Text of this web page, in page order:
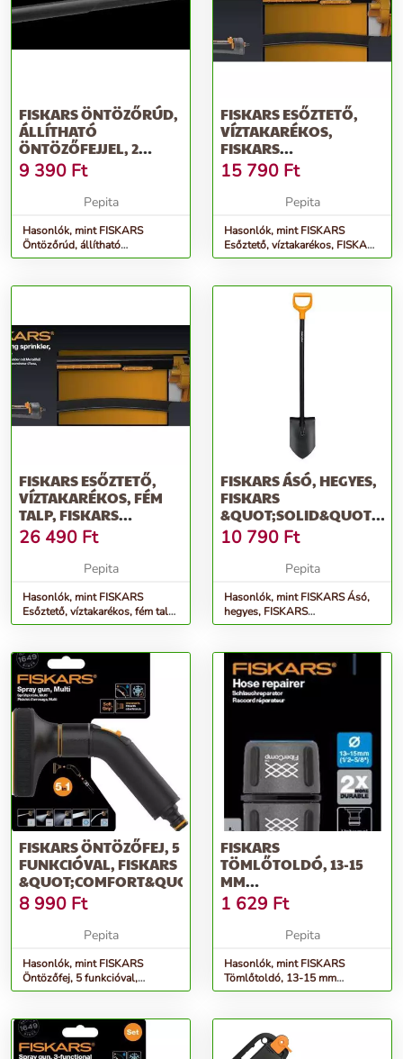
FISKARS ÖNTÖZŐRÚD,
ÁLLÍTHATÓ
ÖNTÖZŐFEJJEL, 2
FUNKCIÓVAL,
FISKARS...
9 390 Ft
Pepita
Hasonlók, mint FISKARS
Öntözőrúd, állítható
öntözőfejjel, 2 funkcióval,
FISKARS ESŐZTETŐ,
VÍZTAKARÉKOS,
FISKARS
&QUOT;COMFORT&QUOT;
15 790 Ft
Pepita
Hasonlók, mint FISKARS
Esőztető, víztakarékos, FISKARS
&quot;Comfort&quot;
FISKARS ESŐZTETŐ,
VÍZTAKARÉKOS, FÉM
TALP, FISKARS
&QUOT;COMFORT&QUOT;
26 490 Ft
Pepita
Hasonlók, mint FISKARS
Esőztető, víztakarékos, fém talp,
FISKARS &quot;Comfort&quot;
FISKARS ÁSÓ, HEGYES,
FISKARS
&QUOT;SOLID&QUOT;,
FEKETE
10 790 Ft
Pepita
Hasonlók, mint FISKARS Ásó,
hegyes, FISKARS
&quot;Solid&quot;, fekete
FISKARS ÖNTÖZŐFEJ, 5
FUNKCIÓVAL, FISKARS
&QUOT;COMFORT&QUOT;
8 990 Ft
Pepita
Hasonlók, mint FISKARS
Öntözőfej, 5 funkcióval,
FISKARS &quot;Comfort&quot;
FISKARS
TÖMLŐTOLDÓ, 13-15
MM
(1/2&QUOT;-5/8&QUOT;),
FISKARS &QUOT...
1 629 Ft
Pepita
Hasonlók, mint FISKARS
Tömlőtoldó, 13-15 mm
(1/2&quot;-5/8&quot;), FISKARS